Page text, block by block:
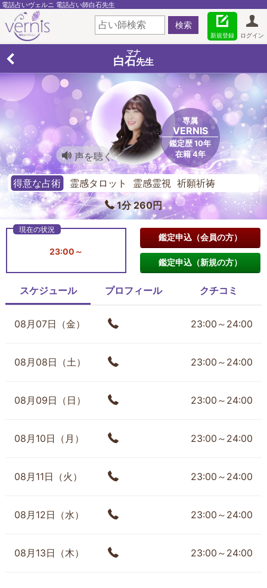
電話占いヴェルニ 電話占い師白石先生
ログイン
新規登録
マナ
白石先生
専属
VERNIS
鑑定歴 10年
在籍 4年
声を聴く
得意な占術
霊感タロット 霊感霊視 祈願祈祷
1分 260円
23:00～
鑑定申込（会員の方）
鑑定申込（新規の方）
スケジュール プロフィール クチコミ
08月07日（金） 23:00～24:00
08月08日（土） 23:00～24:00
08月09日（日） 23:00～24:00
08月10日（月） 23:00～24:00
08月11日（火） 23:00～24:00
08月12日（水） 23:00～24:00
08月13日（木） 23:00～24:00